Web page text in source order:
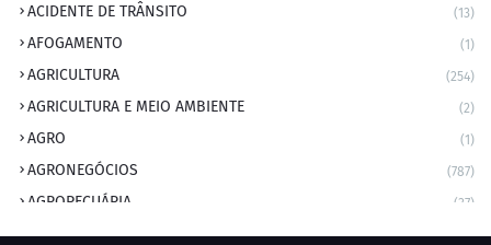
ACIDENTE DE TRÂNSITO (13)
AFOGAMENTO (1)
AGRICULTURA (254)
AGRICULTURA E MEIO AMBIENTE (2)
AGRO (1)
AGRONEGÓCIOS (787)
AGROPECUÁRIA (37)
AMBIENTE (9)